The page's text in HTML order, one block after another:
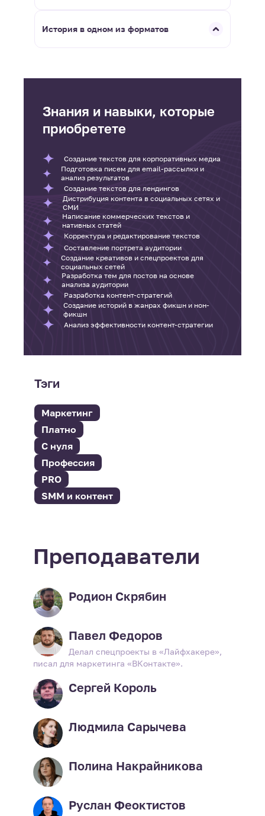
История в одном из форматов
Знания и навыки, которые
приобретете
Создание текстов для корпоративных медиа
Подготовка писем для email-рассылки и
анализ результатов
Создание текстов для лендингов
Дистрибуция контента в социальных сетях и
СМИ
Написание коммерческих текстов и
нативных статей
Корректура и редактирование текстов
Составление портрета аудитории
Создание креативов и спецпроектов для
социальных сетей
Разработка тем для постов на основе
анализа аудитории
Разработка контент-стратегий
Создание историй в жанрах фикшн и нон-
фикшн
Анализ эффективности контент-стратегии
Тэги
Маркетинг
Платно
С нуля
Профессия
PRO
SMM и контент
Преподаватели
Родион Скрябин
Павел Федоров
Делал спецпроекты в «Лайфхакере»,
писал для маркетинга «ВКонтакте».
Сергей Король
Людмила Сарычева
Полина Накрайникова
Руслан Феоктистов